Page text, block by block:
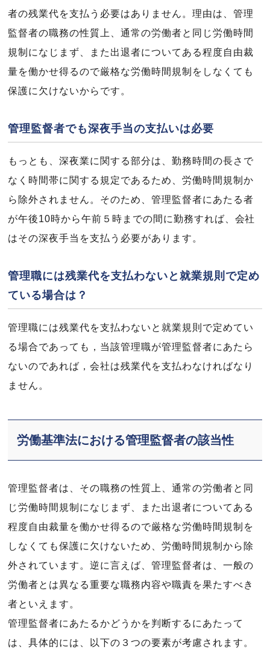
者の残業代を支払う必要はありません。理由は、管理
監督者の職務の性質上、通常の労働者と同じ労働時間
規制になじまず、また出退者についてある程度自由裁
量を働かせ得るので厳格な労働時間規制をしなくても
保護に欠けないからです。
管理監督者でも深夜手当の支払いは必要
もっとも、深夜業に関する部分は、勤務時間の長さで
なく時間帯に関する規定であるため、労働時間規制か
ら除外されません。そのため、管理監督者にあたる者
が午後10時から午前５時までの間に勤務すれば、会社
はその深夜手当を支払う必要があります。
管理職には残業代を支払わないと就業規則で定め
ている場合は？
管理職には残業代を支払わないと就業規則で定めてい
る場合であっても，当該管理職が管理監督者にあたら
ないのであれば，会社は残業代を支払わなければなり
ません。
労働基準法における管理監督者の該当性
管理監督者は、その職務の性質上、通常の労働者と同
じ労働時間規制になじまず、また出退者についてある
程度自由裁量を働かせ得るので厳格な労働時間規制を
しなくても保護に欠けないため、労働時間規制から除
外されています。逆に言えば、管理監督者は、一般の
労働者とは異なる重要な職務内容や職責を果たすべき
者といえます。
管理監督者にあたるかどうかを判断するにあたって
は、具体的には、以下の３つの要素が考慮されます。